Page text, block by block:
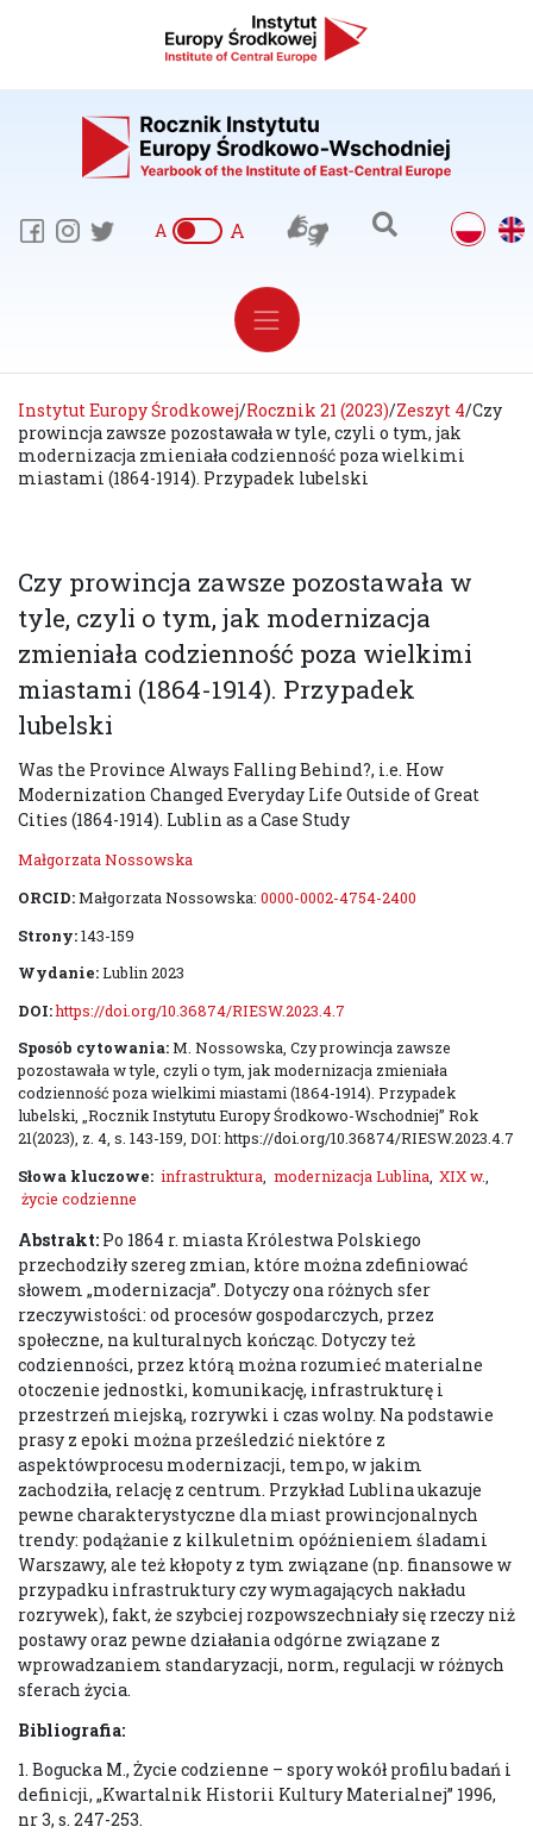
A A
Instytut Europy Środkowej/Rocznik 21 (2023)/Zeszyt 4/Czy
prowincja zawsze pozostawała w tyle, czyli o tym, jak
modernizacja zmieniała codzienność poza wielkimi
miastami (1864-1914). Przypadek lubelski
Czy prowincja zawsze pozostawała w
tyle, czyli o tym, jak modernizacja
zmieniała codzienność poza wielkimi
miastami (1864-1914). Przypadek
lubelski
Was the Province Always Falling Behind?, i.e. How
Modernization Changed Everyday Life Outside of Great
Cities (1864-1914). Lublin as a Case Study
Małgorzata Nossowska
ORCID:Małgorzata Nossowska: 0000-0002-4754-2400
Strony:143-159
Wydanie:Lublin 2023
DOI:https://doi.org/10.36874/RIESW.2023.4.7
Sposób cytowania:M. Nossowska, Czy prowincja zawsze
pozostawała w tyle, czyli o tym, jak modernizacja zmieniała
codzienność poza wielkimi miastami (1864-1914). Przypadek
lubelski, „Rocznik Instytutu Europy Środkowo-Wschodniej” Rok
21(2023), z. 4, s. 143-159, DOI: https://doi.org/10.36874/RIESW.2023.4.7
Słowa kluczowe: infrastruktura modernizacja Lublina XIX w.
życie codzienne
Abstrakt: Po 1864 r. miasta Królestwa Polskiego
przechodziły szereg zmian, które można zdefiniować
słowem „modernizacja”. Dotyczy ona różnych sfer
rzeczywistości: od procesów gospodarczych, przez
społeczne, na kulturalnych kończąc. Dotyczy też
codzienności, przez którą można rozumieć materialne
otoczenie jednostki, komunikację, infrastrukturę i
przestrzeń miejską, rozrywki i czas wolny. Na podstawie
prasy z epoki można prześledzić niektóre z
aspektówprocesu modernizacji, tempo, w jakim
zachodziła, relację z centrum. Przykład Lublina ukazuje
pewne charakterystyczne dla miast prowincjonalnych
trendy: podążanie z kilkuletnim opóźnieniem śladami
Warszawy, ale też kłopoty z tym związane (np. finansowe w
przypadku infrastruktury czy wymagających nakładu
rozrywek), fakt, że szybciej rozpowszechniały się rzeczy niż
postawy oraz pewne działania odgórne związane z
wprowadzaniem standaryzacji, norm, regulacji w różnych
sferach życia.
Bibliografia:
1. Bogucka M., Życie codzienne – spory wokół profilu badań i
definicji, „Kwartalnik Historii Kultury Materialnej” 1996,
nr 3, s. 247-253.